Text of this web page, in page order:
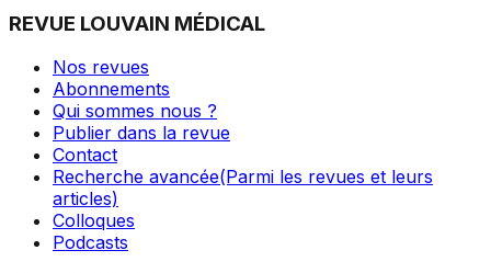
REVUE LOUVAIN MÉDICAL
Nos revues
Abonnements
Qui sommes nous ?
Publier dans la revue
Contact
Recherche avancée(Parmi les revues et leurs
articles)
Colloques
Podcasts